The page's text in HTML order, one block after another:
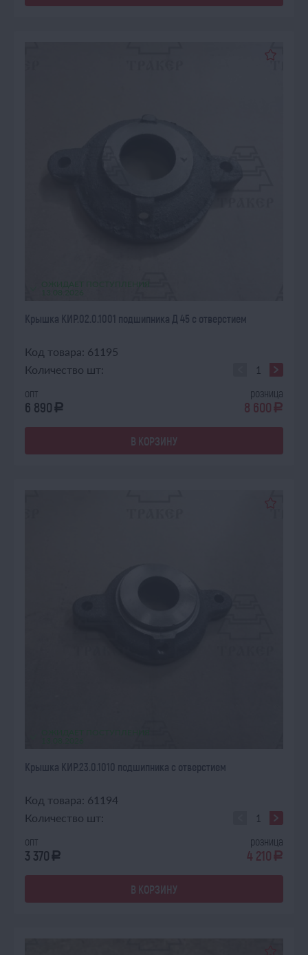
Крышка КИР.02.0.1001 подшипника Д 45 с отверстием
Код товара: 61195
Количество шт:
опт
6 890 a
розница
8 600 a
В КОРЗИНУ
Крышка КИР.23.0.1010 подшипника с отверстием
Код товара: 61194
Количество шт:
опт
3 370 a
розница
4 210 a
В КОРЗИНУ